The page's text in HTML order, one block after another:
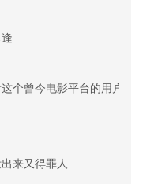
个曾今电影平台的用户群
来又得罪人